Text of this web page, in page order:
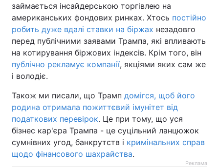
займається інсайдерською торгівлею на
американських фондових ринках. Хтось постійно
робить дуже вдалі ставки на біржах незадовго
перед публічними заявами Трампа, які впливають
на котирування біржових індексів. Крім того, він
публічно рекламує компанії, якціями яких сам же
і володіє.
Також ми писали, що Трамп домігся, щоб його
родина отримала пожиттєвий імунітет від
податкових перевірок. Це при тому, що уся
бізнес кар'єра Трампа - це суцільний ланцюжок
сумнівних угод, банкрутств і кримінальних справ
щодо фінансового шахрайства.
Реклама